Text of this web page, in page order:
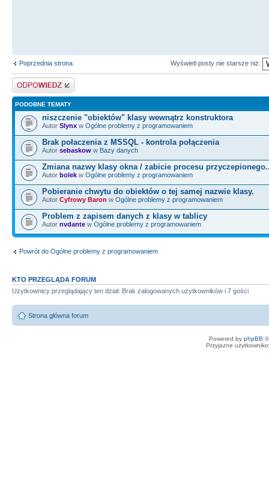
Poprzednia strona Wyświetl posty nie starsze niż:
Odpowiedz
PODOBNE TEMATY
niszczenie "obiektów" klasy wewnątrz konstruktora
Autor Slynx w Ogólne problemy z programowaniem
Brak połaczenia z MSSQL - kontrola połączenia
Autor sebaskow w Bazy danych
Zmiana nazwy klasy okna / zabicie procesu
Autor bolek w Ogólne problemy z programowaniem
Pobieranie chwytu do obiektów o tej samej nazwie klasy.
Autor Cyfrowy Baron w Ogólne problemy z programowaniem
Problem z zapisem danych z klasy w tablicy
Autor nvdante w Ogólne problemy z programowaniem
Powrót do Ogólne problemy z programowaniem
KTO PRZEGLĄDA FORUM
Użytkownicy przeglądający ten dział: Brak zalogowanych użytkowników i 7 gości
Strona główna forum
Powered by phpBB
Przyjazne